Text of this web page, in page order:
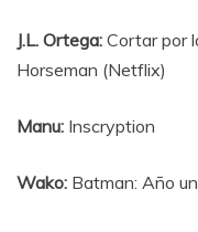
J.L. Ortega: Cortar por
Horseman (Netflix)
Manu: Inscryption
Wako: Batman: Año